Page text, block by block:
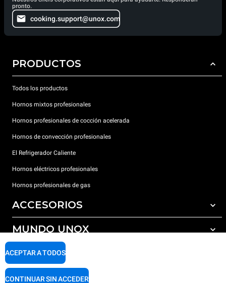
pronto.
cooking.support@unox.com
PRODUCTOS
Todos los productos
Hornos mixtos profesionales
Hornos profesionales de cocción acelerada
Hornos de convección profesionales
El Refrigerador Caliente
Hornos eléctricos profesionales
Hornos profesionales de gas
ACCESORIOS
Todos los accesorios
Detergentes para lavado automático
Detergentes para lavado manual
Tratamiento de agua con filtros de resina
MUNDO UNOX
Nuestras sedes en el mundo
SOPORTE
Garantía Unox
ACEPTAR A TODOS
CONTINUAR SIN ACCEDER